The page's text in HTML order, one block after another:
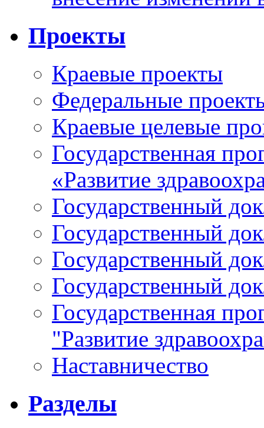
Проекты
Краевые проекты
Федеральные
Краевые целевые
Государственная
«Развитие
Государственный
Государственный
Государственный
Государственный
Государственная
"Развитие
Наставничество
Разделы